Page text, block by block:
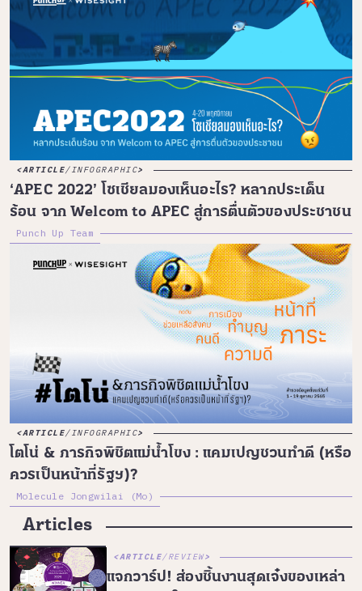
ARTICLE/INFOGRAPHIC
‘APEC 2022’ โซเชียลมองเห็นอะไร? หลากประเด็น
ร้อน จาก Welcom to APEC สู่การตื่นตัวของประชาชน
Punch Up Team
ARTICLE/INFOGRAPHIC
โตโน่ & ภารกิจพิชิตแม่น้ำโขง : แคมเปญชวนทำดี (หรือ
ควรเป็นหน้าที่รัฐฯ)?
Molecule Jongwilai (Mo)
Articles
ARTICLE/REVIEW
แจกวาร์ป! ส่องชิ้นงานสุดเจ๋งของเหล่า